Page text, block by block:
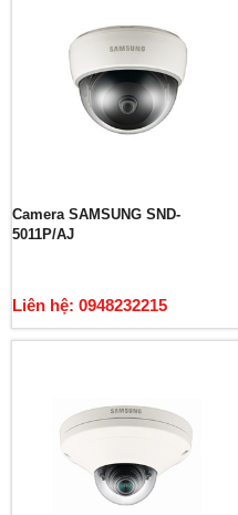
Camera SAMSUNG SND-
5011P/AJ
Liên hệ: 0948232215